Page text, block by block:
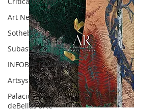
Art News
Sotheby's
Subasta
INFOBAE|AMERICA
Artsys
Palacio
deBellas arte